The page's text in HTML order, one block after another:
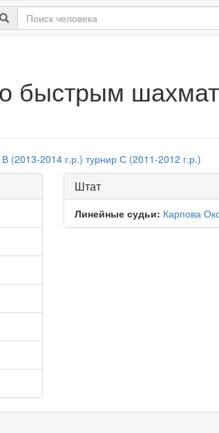
быстрым
В (2013-2014 г.р.) турнир С (2011-2012 г.р.)
Штат
Линейные судьи: Карпова